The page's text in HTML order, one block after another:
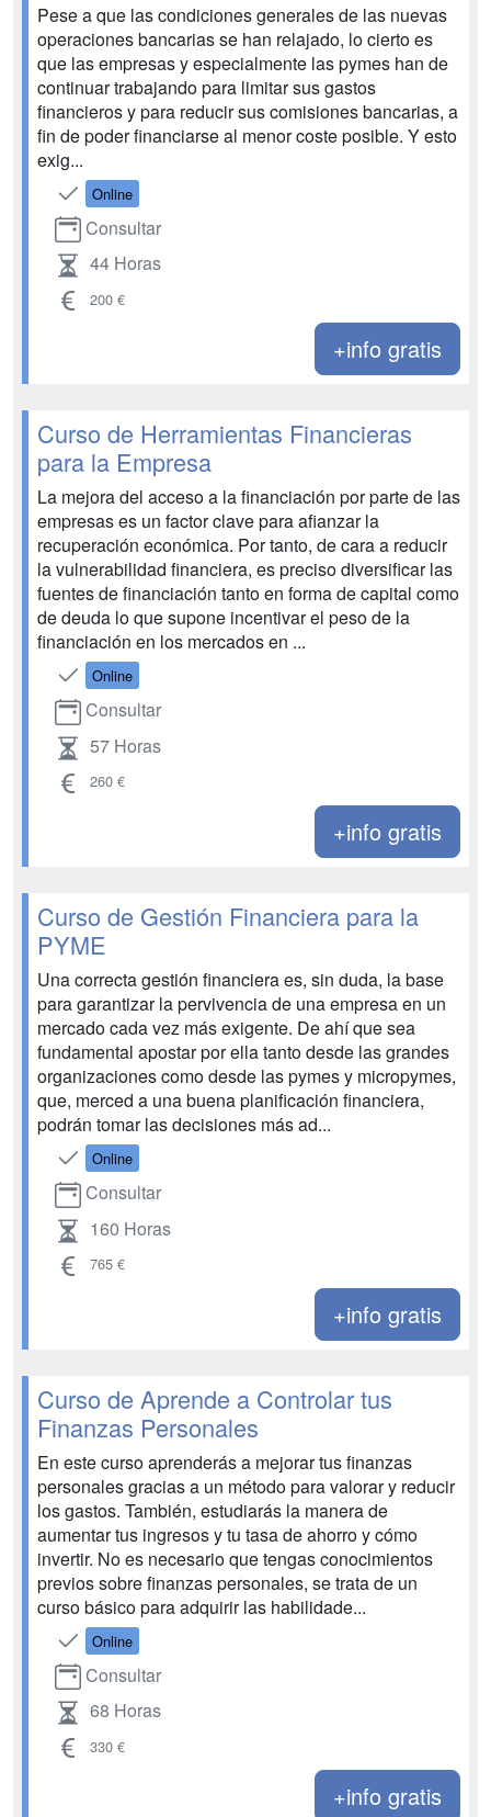
Pese a que las condiciones generales de las nuevas
operaciones bancarias se han relajado, lo cierto es
que las empresas y especialmente las pymes han de
continuar trabajando para limitar sus gastos
financieros y para reducir sus comisiones bancarias, a
fin de poder financiarse al menor coste posible. Y esto
exig...
Online
Consultar
44 Horas
200 €
+info gratis
Curso de Herramientas Financieras
para la Empresa
La mejora del acceso a la financiación por parte de las
empresas es un factor clave para afianzar la
recuperación económica. Por tanto, de cara a reducir
la vulnerabilidad financiera, es preciso diversificar las
fuentes de financiación tanto en forma de capital como
de deuda lo que supone incentivar el peso de la
financiación en los mercados en ...
Online
Consultar
57 Horas
260 €
+info gratis
Curso de Gestión Financiera para la
PYME
Una correcta gestión financiera es, sin duda, la base
para garantizar la pervivencia de una empresa en un
mercado cada vez más exigente. De ahí que sea
fundamental apostar por ella tanto desde las grandes
organizaciones como desde las pymes y micropymes,
que, merced a una buena planificación financiera,
podrán tomar las decisiones más ad...
Online
Consultar
160 Horas
765 €
+info gratis
Curso de Aprende a Controlar tus
Finanzas Personales
En este curso aprenderás a mejorar tus finanzas
personales gracias a un método para valorar y reducir
los gastos. También, estudiarás la manera de
aumentar tus ingresos y tu tasa de ahorro y cómo
invertir. No es necesario que tengas conocimientos
previos sobre finanzas personales, se trata de un
curso básico para adquirir las habilidade...
Online
Consultar
68 Horas
330 €
+info gratis